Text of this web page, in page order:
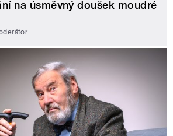
na úsměvný doušek moudré